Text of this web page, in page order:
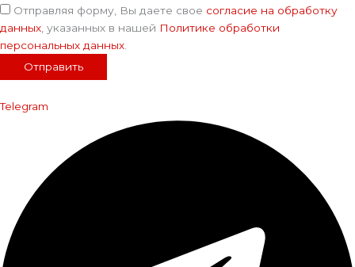
Отправляя форму, Вы даете свое согласие на обработку
данных , указанных в нашей Политике обработки
персональных данных
Отправить
Telegram